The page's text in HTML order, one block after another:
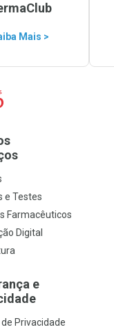
Mais >
e Testes
Farmacêuticos
Digital
e
Privacidade